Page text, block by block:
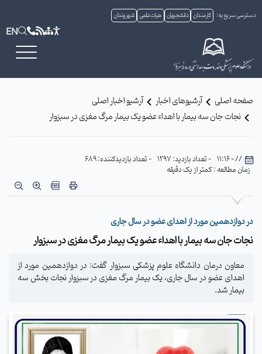
دسترسی سریع به: کارمندان دانشجویان هیات علمی شهروندان
EN
صفحه اصلی آرشیوهای اخبار
آرشیو اخبار اصلی
نجات جان سه بیمار با اهداء عضو یک بیمار مرگ مغزی در سبزوار
// - 11:16 - تعداد بازدید: 1297
- تعداد بازدیدکننده: 689
زمان مطالعه : کمتر از یک دقیقه
در دوازدهمین مورد از اهدای عضو در سال جاری
نجات جان سه بیمار با اهداء عضو یک بیمار مرگ مغزی در سبزوار
معاون درمان دانشگاه علوم پزشکی سبزوار گفت: در دوازدهمین مورد از
اهدای عضو در سال جاری، یک بیمار مرگ مغزی در سبزوار نجات بخش سه
بیمار شد.